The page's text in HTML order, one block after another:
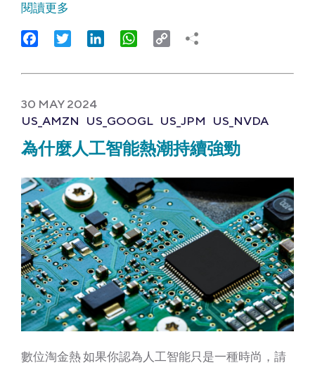
閱讀更多
FacebookTwitter LinkedIn WhatsApp
Copy
30 MAY 2024
US_AMZN
US_GOOGL US_JPM US_NVDA
為什麼人工智能熱潮持續強勁
數位淘金熱 如果你認為人工智能只是一種時尚，請